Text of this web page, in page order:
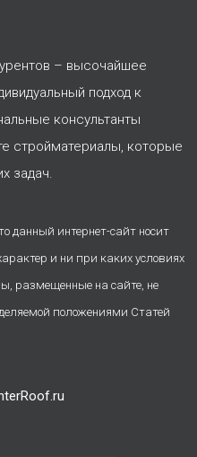
– высочайшее
подход к
консультанты
стройматериалы, которые
задач.
данный интернет-сайт носит
и ни при каких условиях
размещенные на сайте, не
положениями Статей